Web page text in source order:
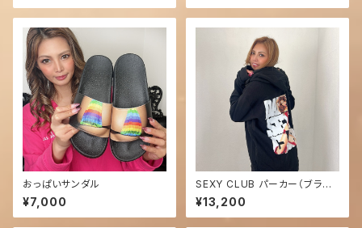
おっぱいサンダル
¥7,000
SEXY CLUB パーカー（ブラッ
ク）
¥13,200